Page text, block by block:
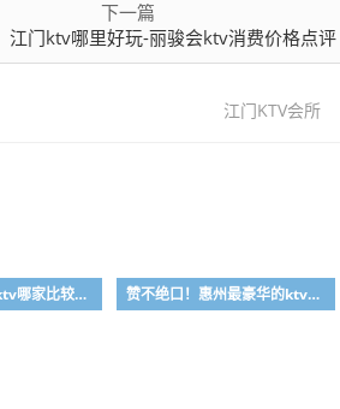
下一篇
江门ktv哪里好玩-丽骏会ktv消费价格点评
江门KTV会所
颜值出众！惠州ktv哪家比较好-首选金叶酒店ktv会所消费行情推荐 赞不绝口！惠州最豪华的ktv-首选金玉满堂ktv会所消费行情推荐